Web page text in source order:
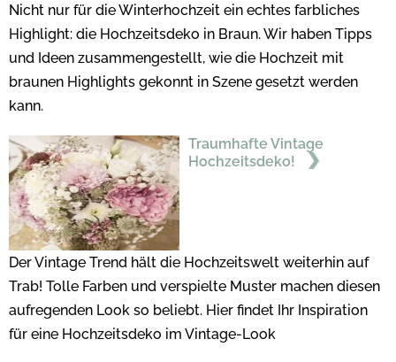
Nicht nur für die Winterhochzeit ein echtes farbliches
Highlight: die Hochzeitsdeko in Braun. Wir haben Tipps
und Ideen zusammengestellt, wie die Hochzeit mit
braunen Highlights gekonnt in Szene gesetzt werden
kann.
Traumhafte Vintage
Hochzeitsdeko!
Der Vintage Trend hält die Hochzeitswelt weiterhin auf
Trab! Tolle Farben und verspielte Muster machen diesen
aufregenden Look so beliebt. Hier findet Ihr Inspiration
für eine Hochzeitsdeko im Vintage-Look